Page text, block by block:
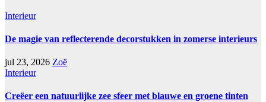
Interieur
De magie van reflecterende decorstukken in zomerse interieurs
jul 23, 2026 Zoë
Interieur
Creëer een natuurlijke zee sfeer met blauwe en groene tinten